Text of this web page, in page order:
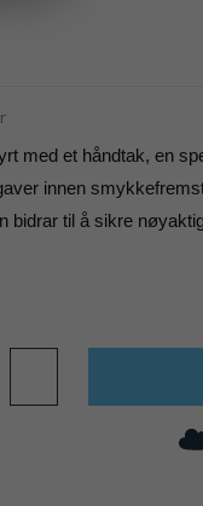
med et håndtak, en
innen
bidrar til å sikre